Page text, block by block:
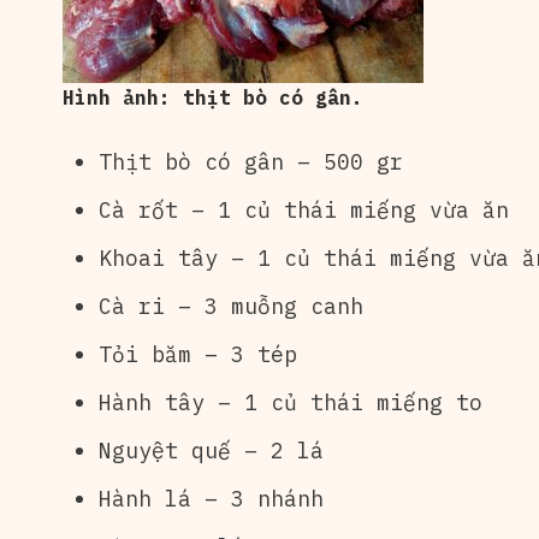
Hình ảnh: thịt bò có gân.
Thịt bò có gân – 500 gr
Cà rốt – 1 củ thái miếng vừa ăn
Khoai tây – 1 củ thái miếng vừa
Cà ri – 3 muỗng canh
Tỏi băm – 3 tép
Hành tây – 1 củ thái miếng to
Nguyệt quế – 2 lá
Hành lá – 3 nhánh